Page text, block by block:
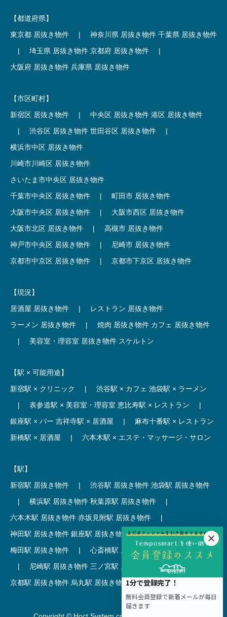
【都道府県】
東京都 居抜き物件
| 神奈川県 居抜き物件 千葉県 居抜き物件
|
埼玉県 居抜き物件 京都府 居抜き物件
|
大阪府 居抜き物件 兵庫県 居抜き物件
【市区町村】
新宿区 居抜き物件
| 中央区 居抜き物件 港区 居抜き物件
|
渋谷区 居抜き物件 世田谷区 居抜き物件
|
横浜市中区 居抜き物件
川崎市川崎区 居抜き物件
さいたま市中央区 居抜き物件
千葉市中央区 居抜き物件
|
町田市 居抜き物件
大阪市中央区 居抜き物件
|
大阪市西区 居抜き物件
大阪市北区 居抜き物件
|
高槻市 居抜き物件
神戸市中央区 居抜き物件
|
尼崎市 居抜き物件
京都市中京区 居抜き物件
| 京都市下京区 居抜き物件
【現況】
居酒屋 居抜き物件
|
レストラン 居抜き物件
ラーメン 居抜き物件
| 焼肉 居抜き物件 カフェ 居抜き物件
|
美容室・理容室 居抜き物件 スケルトン
【駅 × 可能用途】
新宿駅 × クリニック
| 渋谷駅 × カフェ 池袋駅 × ラーメン
|
表参道駅 × 美容室・理容室 恵比寿駅 × レストラン
|
銀座駅 × バー 吉祥寺駅 × 居酒屋 |
麻布十番駅 × レストラン
新橋駅 × 居酒屋
| 六本木駅 × エステ・マッサージ・サロン
【駅】
新宿駅 居抜き物件
| 渋谷駅 居抜き物件 池袋駅 居抜き物件
|
横浜駅 居抜き物件 秋葉原駅 居抜き物件
|
六本木駅 居抜き物件 赤坂見附駅 居抜き物件
|
神田駅 居抜き物件 銀座駅 居抜き物件 |
吉祥寺駅 居抜き物件
梅田駅 居抜き物件
| 心斎橋駅 居抜き物件 本町駅 居抜き物件
|
尼崎駅 居抜き物件 三ノ宮駅 居抜き物件
|
京都駅 居抜き物件 烏丸駅 居抜き物件 | 四条駅 居抜き物件